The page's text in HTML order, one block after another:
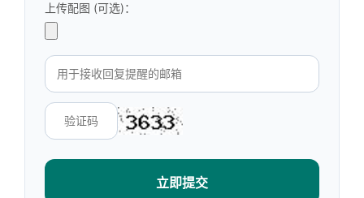
上传配图 (可选)：
立即提交